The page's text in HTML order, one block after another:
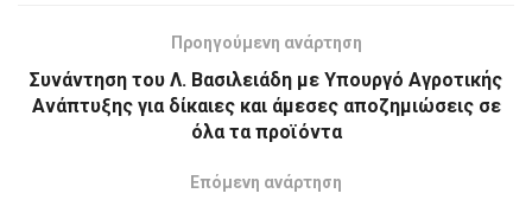
Προηγούμενη ανάρτηση
Συνάντηση του Λ. Βασιλειάδη με Υπουργό Αγροτικής
Ανάπτυξης για δίκαιες και άμεσες αποζημιώσεις σε
όλα τα προϊόντα
Επόμενη ανάρτηση